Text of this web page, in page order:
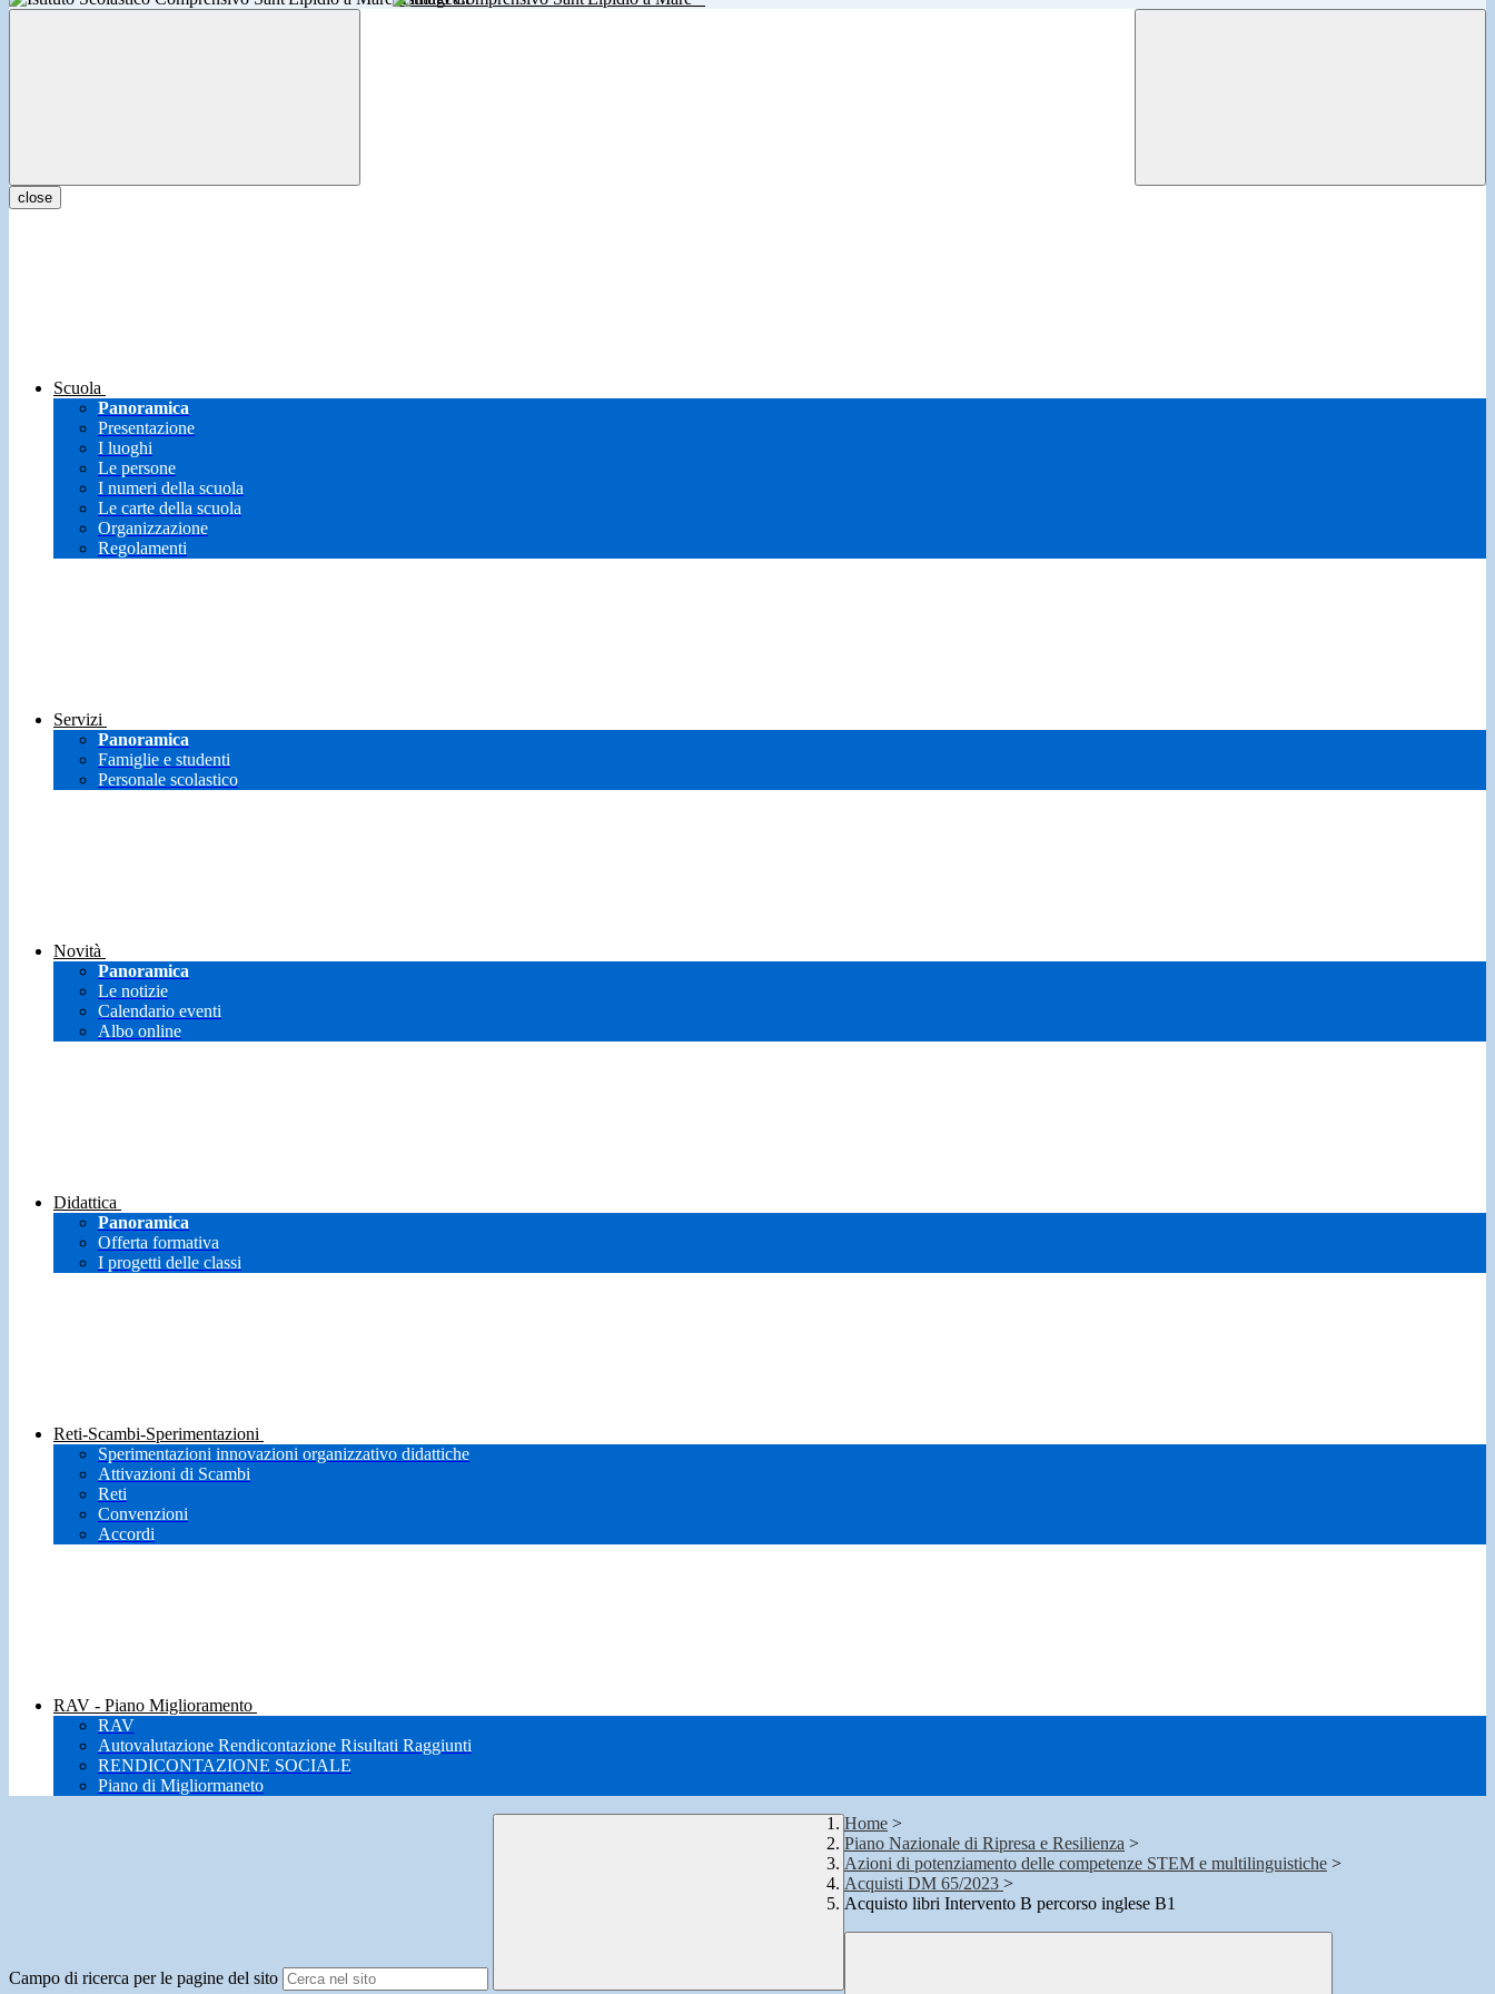
close
Scuola
Panoramica
Presentazione
I luoghi
Le persone
I numeri della scuola
Le carte della scuola
Organizzazione
Regolamenti
Servizi
Panoramica
Famiglie e studenti
Personale scolastico
Novità
Panoramica
Le notizie
Calendario eventi
Albo online
Didattica
Panoramica
Offerta formativa
I progetti delle classi
Reti-Scambi-Sperimentazioni
Sperimentazioni innovazioni organizzativo didattiche
Attivazioni di Scambi
Reti
Convenzioni
Accordi
RAV - Piano Miglioramento
RAV
Autovalutazione Rendicontazione Risultati Raggiunti
RENDICONTAZIONE SOCIALE
Piano di Migliormaneto
Campo di ricerca per le pagine del sito
Home >
Piano Nazionale di Ripresa e Resilienza >
Azioni di potenziamento delle competenze STEM e multilinguistiche >
Acquisti DM 65/2023 >
Acquisto libri Intervento B percorso inglese B1